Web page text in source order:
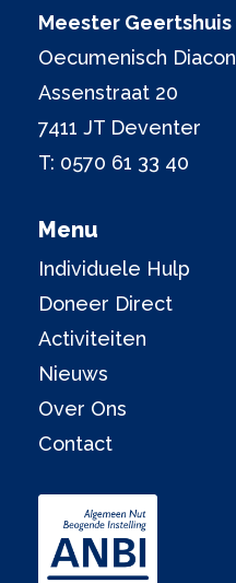
Meester Geertshuis
Oecumenisch
Assenstraat 20
7411 JT Deventer
T: 0570 61 33 40
Menu
Individuele Hulp
Doneer Direct
Activiteiten
Nieuws
Over Ons
Contact